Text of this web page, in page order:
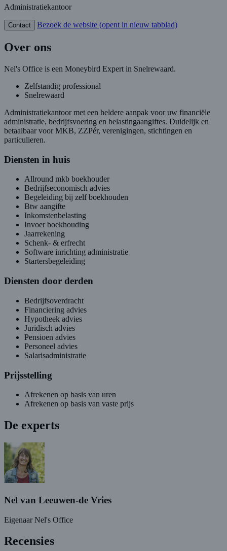
Administratiekantoor
Contact Bezoek de website (opent in nieuw tabblad)
Over ons
Nel's Office is een Moneybird Expert in Snelrewaard.
Zelfstandig professional
Snelrewaard
Administratiekantoor met een heldere aanpak voor uw financiële
administratie, bedrijfsvoering en belastingaangiftes. Duidelijk en
betaalbaar voor MKB, ZZPér, verenigingen, stichtingen en
particulieren.
Diensten in huis
Allround mkb boekhouder
Bedrijfseconomisch advies
Begeleiding bij zelf boekhouden
Btw aangifte
Inkomstenbelasting
Invoer boekhouding
Jaarrekening
Schenk- & erfrecht
Software inrichting administratie
Startersbegeleiding
Diensten door derden
Bedrijfsoverdracht
Financiering advies
Hypotheek advies
Juridisch advies
Pensioen advies
Personeel advies
Salarisadministratie
Prijsstelling
Afrekenen op basis van uren
Afrekenen op basis van vaste prijs
De experts
Nel van Leeuwen-de Vries
Eigenaar Nel's Office
Recensies